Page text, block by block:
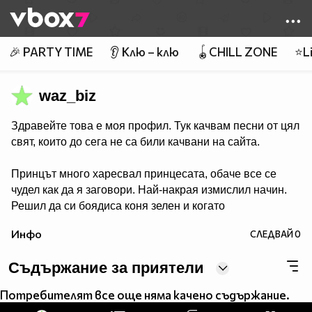
👾
🎉 PARTY TIME 👂 Клю – клю 🪀CHILL ZONE
waz_biz
Здравейте това е моя профил. Тук качвам песни от цял
свят, които до сега не са били качвани на сайта.
Принцът много харесвал принцесата, обаче все се
чудел как да я заговори. Най-накрая измислил начин.
Решил да си боядиса коня зелен и когато
"Ау, принце, какъв Ви е зелен коня!", а пък той щял да
Речено-сторено. Боядисва си коня, отива пред замъка
прозореца и възкликва:
Инфо СЛЕДВАЙ0
Съдържание за приятели
Потребителят все още няма качено съдържание.